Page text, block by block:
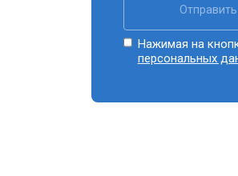
Нажимая на
персональных